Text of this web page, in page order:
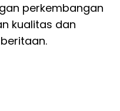
perkembangan
kualitas dan